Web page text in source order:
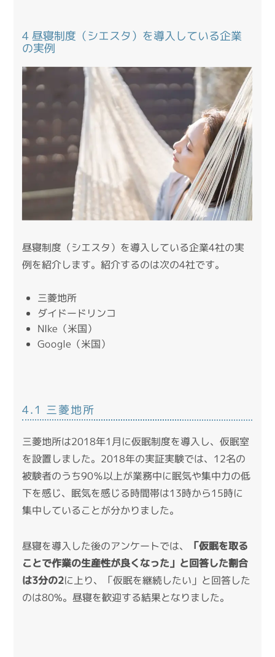
4 昼寝制度（シエスタ）を導入している企業
の実例
昼寝制度（シエスタ）を導入している企業4社の実
例を紹介します。紹介するのは次の4社です。
三菱地所
ダイドードリンコ
NIke（米国）
Google（米国）
4.1 三菱地所
三菱地所は2018年1月に仮眠制度を導入し、仮眠室
を設置しました。2018年の実証実験では、12名の
被験者のうち90％以上が業務中に眠気や集中力の低
下を感じ、眠気を感じる時間帯は13時から15時に
集中していることが分かりました。
昼寝を導入した後のアンケートでは、 「仮眠を取る
ことで作業の生産性が良くなった」と回答した割合
は3分の2に上り、「仮眠を継続したい」と回答した
のは80%。昼寝を歓迎する結果となりました。